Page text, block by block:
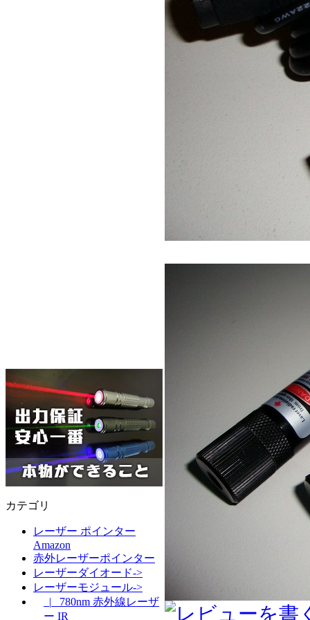
カテゴリ
レーザー ポインター
Amazon
赤外レーザーポインター
レーザーダイオード->
レーザーモジュール->
|_ 780nm 赤外線レーザ
ー IR